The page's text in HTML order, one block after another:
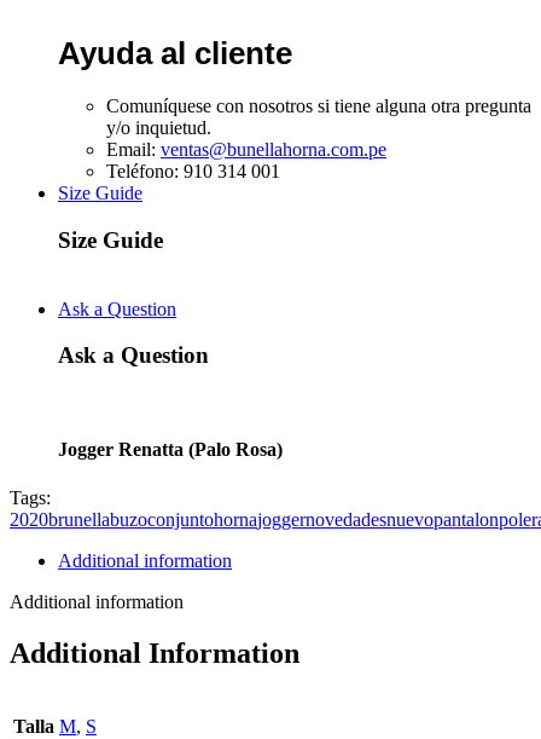
Ayuda al cliente
Comuníquese con nosotros si tiene alguna otra pregunta
y/o inquietud.
Email: ventas@bunellahorna.com.pe
Teléfono: 910 314 001
Size Guide
Size Guide
Ask a Question
Ask a Question
Jogger Renatta (Palo Rosa)
Tags:
2020brunellabuzoconjuntohornajoggernovedadesnuevopantalon
Additional information
Additional information
Additional Information
Talla M, S